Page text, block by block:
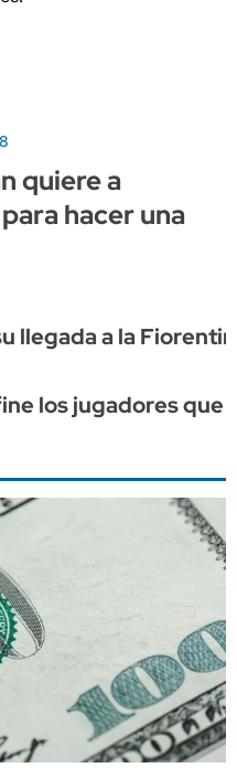
quiere a
hacer una
llegada a la
los jugadores que